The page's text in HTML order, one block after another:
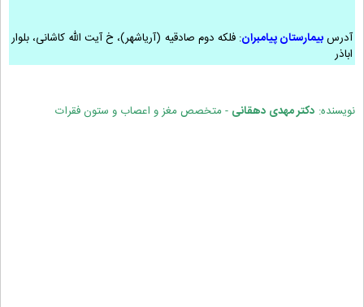
آدرسبیمارستان پیامبران: فلکه دوم صادقیه (آریاشهر)، خ آیت الله کاشانی، بلوار
اباذر
نویسنده: دکتر مهدی دهقانی - متخصص مغز و اعصاب و ستون فقرات